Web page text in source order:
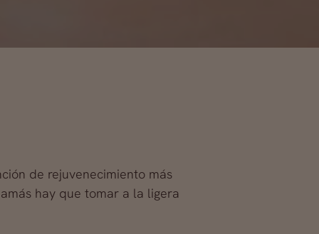
de rejuvenecimiento más
hay que tomar a la ligera